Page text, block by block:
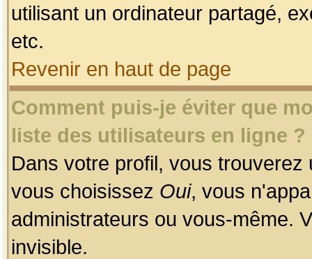
utilisant un ordinateur partagé,
etc.
Revenir en haut de page
Comment puis-je éviter que
liste des utilisateurs en ligne ?
Dans votre profil, vous
vous choisissez Oui, vous
administrateurs ou vous-même.
invisible.